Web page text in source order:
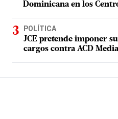
Dominicana en los
POLÍTICA
JCE pretende imponer
cargos contra ACD